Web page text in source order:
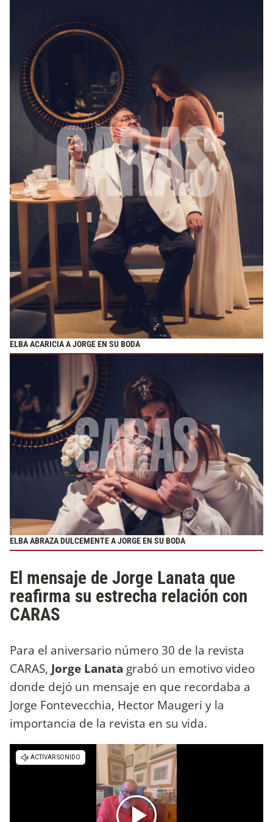
ELBA ACARICIA A JORGE EN SU BODA
ELBA ABRAZA DULCEMENTE A JORGE EN SU BODA
El mensaje de Jorge Lanata que
reafirma su estrecha relación con
CARAS
Para el aniversario número 30 de la revista
CARAS, Jorge Lanata grabó un emotivo video
donde dejó un mensaje en que recordaba a
Jorge Fontevecchia, Hector Maugeri y la
importancia de la revista en su vida.